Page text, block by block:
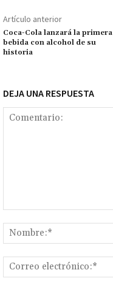
o
k
p
p
p
ar
tir
Artículo anterior
Coca-Cola lanzará la primera
bebida con alcohol de su
historia
DEJA UNA RESPUESTA